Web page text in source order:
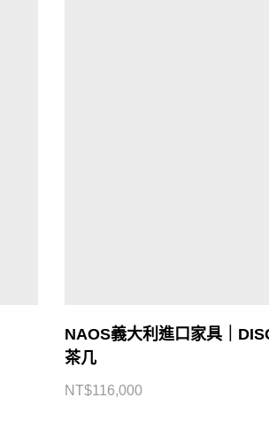
NAOS義大利進口家具｜
茶几
NT$116,000